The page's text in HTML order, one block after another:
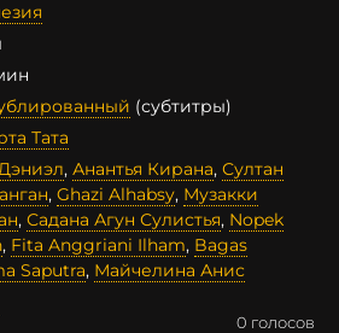
(субтитры)
Тата
, Анантья Кирана, Султан
, Ghazi Alhabsy, Музакки
, Садана Агун Сулистья, Nopek
, Fita Anggriani Ilham, Bagas
Saputra, Майчелина Анис
0 голосов